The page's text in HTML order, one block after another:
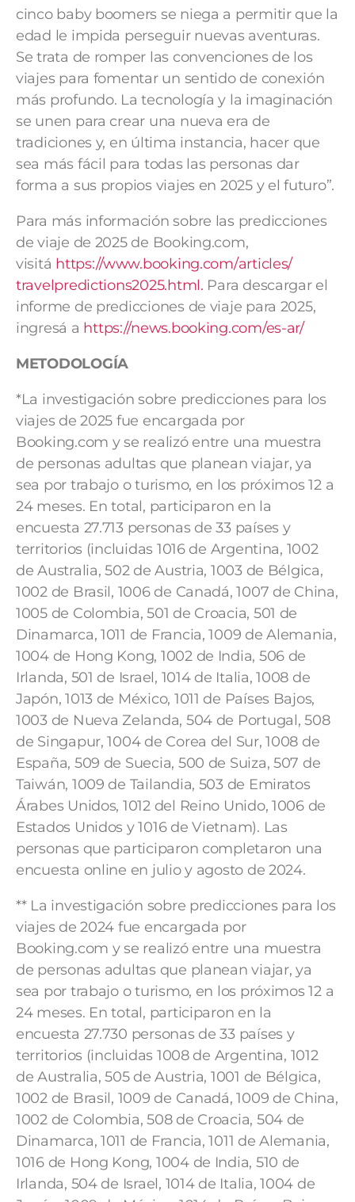
cinco baby boomers se niega a permitir que la
edad le impida perseguir nuevas aventuras.
Se trata de romper las convenciones de los
viajes para fomentar un sentido de conexión
más profundo. La tecnología y la imaginación
se unen para crear una nueva era de
tradiciones y, en última instancia, hacer que
sea más fácil para todas las personas dar
forma a sus propios viajes en 2025 y el futuro”.
Para más información sobre las predicciones
de viaje de 2025 de Booking.com,
visitá https://www.booking.com/articles/
travelpredictions2025.html. Para descargar el
informe de predicciones de viaje para 2025,
ingresá a https://news.booking.com/es-ar/
METODOLOGÍA
*La investigación sobre predicciones para los
viajes de 2025 fue encargada por
Booking.com y se realizó entre una muestra
de personas adultas que planean viajar, ya
sea por trabajo o turismo, en los próximos 12 a
24 meses. En total, participaron en la
encuesta 27.713 personas de 33 países y
territorios (incluidas 1016 de Argentina, 1002
de Australia, 502 de Austria, 1003 de Bélgica,
1002 de Brasil, 1006 de Canadá, 1007 de China,
1005 de Colombia, 501 de Croacia, 501 de
Dinamarca, 1011 de Francia, 1009 de Alemania,
1004 de Hong Kong, 1002 de India, 506 de
Irlanda, 501 de Israel, 1014 de Italia, 1008 de
Japón, 1013 de México, 1011 de Países Bajos,
1003 de Nueva Zelanda, 504 de Portugal, 508
de Singapur, 1004 de Corea del Sur, 1008 de
España, 509 de Suecia, 500 de Suiza, 507 de
Taiwán, 1009 de Tailandia, 503 de Emiratos
Árabes Unidos, 1012 del Reino Unido, 1006 de
Estados Unidos y 1016 de Vietnam). Las
personas que participaron completaron una
encuesta online en julio y agosto de 2024.
** La investigación sobre predicciones para los
viajes de 2024 fue encargada por
Booking.com y se realizó entre una muestra
de personas adultas que planean viajar, ya
sea por trabajo o turismo, en los próximos 12 a
24 meses. En total, participaron en la
encuesta 27.730 personas de 33 países y
territorios (incluidas 1008 de Argentina, 1012
de Australia, 505 de Austria, 1001 de Bélgica,
1002 de Brasil, 1009 de Canadá, 1009 de China,
1002 de Colombia, 508 de Croacia, 504 de
Dinamarca, 1011 de Francia, 1011 de Alemania,
1016 de Hong Kong, 1004 de India, 510 de
Irlanda, 504 de Israel, 1014 de Italia, 1004 de